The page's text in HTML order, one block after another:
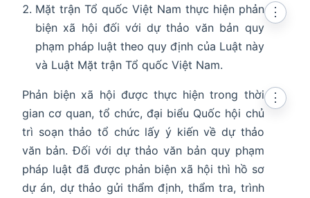
Mặt trận Tổ quốc Việt Nam thực hiện phản
biện xã hội đối với dự thảo văn bản quy
phạm pháp luật theo quy định của Luật này
và Luật Mặt trận Tổ quốc Việt Nam.
⋮
Phản biện xã hội được thực hiện trong thời
gian cơ quan, tổ chức, đại biểu Quốc hội chủ
trì soạn thảo tổ chức lấy ý kiến về dự thảo
văn bản. Đối với dự thảo văn bản quy phạm
pháp luật đã được phản biện xã hội thì hồ sơ
dự án, dự thảo gửi thẩm định, thẩm tra, trình
⋮